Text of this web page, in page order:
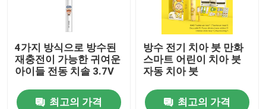
4가지 방식으로 방수된
재충전이 가능한 귀여운
아이들 전동 치솔 3.7V
최고의 가격
방수 전기 치아 붓 만화
스마트 어린이 치아 붓
자동 치아 붓
최고의 가격